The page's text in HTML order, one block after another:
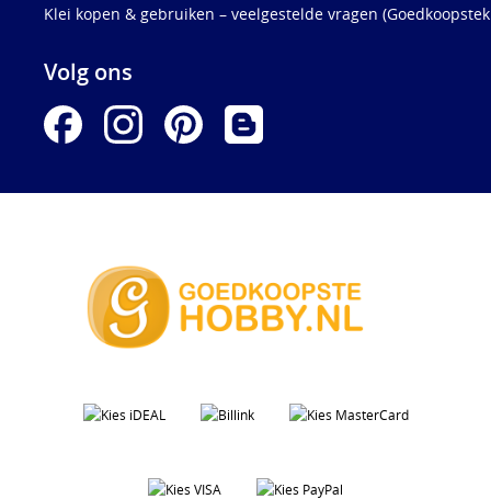
Klei kopen & gebruiken – veelgestelde vragen
Volg ons